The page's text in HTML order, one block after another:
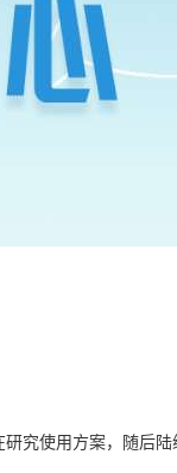
究使用方案，随后